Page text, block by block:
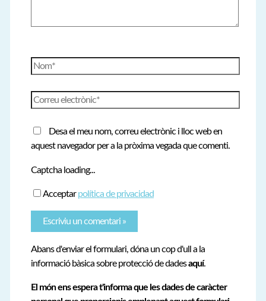
Nom*
Correu
electrònic*
Desa el meu nom, correu electrònic i lloc web en
aquest navegador per a la pròxima vegada que comenti.
Captcha loading...
Acceptarpolítica de privacidad
Abans d'enviar el formulari, dóna un cop d'ull a la
informació bàsica sobre protecció de dadesaquí.
El món ens espera t'informa que les dades de caràcter